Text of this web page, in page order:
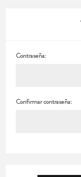
Contraseña:
Confirmar contraseña: